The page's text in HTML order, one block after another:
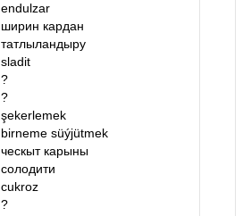
endulzar
ширин кардан
татлыландыру
sladit
?
?
şekerlemek
birneme süýjütmek
ческыт карыны
солодити
cukroz
?